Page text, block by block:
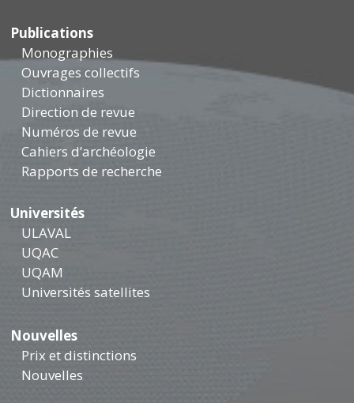
Publications
Monographies
Ouvrages collectifs
Dictionnaires
Direction de revue
Numéros de revue
Cahiers d’archéologie
Rapports de recherche
Universités
ULAVAL
UQAC
UQAM
Universités satellites
Nouvelles
Prix et distinctions
Nouvelles